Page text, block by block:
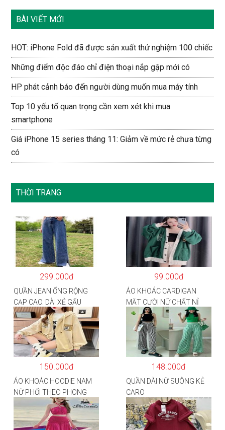
BÀI VIẾT MỚI
HOT: iPhone Fold đã được sản xuất thử nghiệm 100 chiếc
Những điểm độc đáo chỉ điện thoại nắp gập mới có
HP phát cảnh báo đến người dùng muốn mua máy tính
Top 10 yếu tố quan trọng cần xem xét khi mua
smartphone
Giá iPhone 15 series tháng 11: Giảm về mức rẻ chưa từng
có
THỜI TRANG
299.000đ
QUẦN JEAN ỐNG RỘNG
CẠP CAO, DÀI XẺ GẤU
PHONG CÁCH J6
99.000đ
ÁO KHOÁC CARDIGAN
MẶT CƯỜI NỮ CHẤT NỈ
COTTON
150.000đ
ÁO KHOÁC HOODIE NAM
NỮ PHỐI THEO PHONG
CÁCH HÀN QUỐC FORM
RỘNG HÌNH THÊU SIÊU
ĐẸP CỰC CHẤT LƯỢNG
148.000đ
QUẦN DÀI NỮ SUÔNG KẺ
CARO